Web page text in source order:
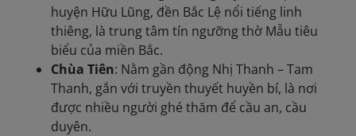
huyện Hữu Lũng, đền Bắc Lệ nổi tiếng linh
thiêng, là trung tâm tín ngưỡng thờ Mẫu tiêu
biểu của miền Bắc.
Chùa Tiên: Nằm gần động Nhị Thanh – Tam
Thanh, gắn với truyền thuyết huyền bí, là nơi
được nhiều người ghé thăm để cầu an, cầu
duyên.